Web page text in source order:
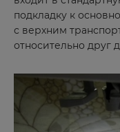
подкладку к
с верхним
относительно друг
Минусинск
Мирный
Михайловск
Можга
Москва